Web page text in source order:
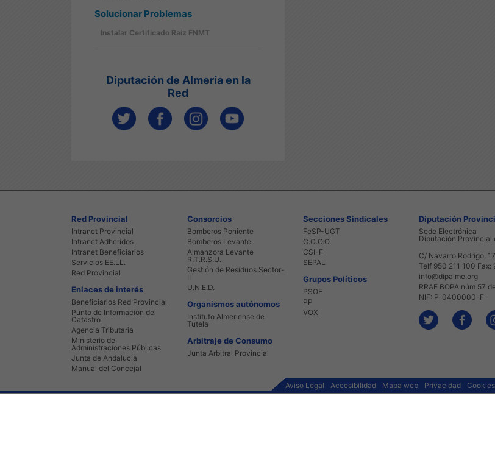
Solucionar Problemas
Instalar Certificado Raiz FNMT
Diputación de Almería en la
Red
Red Provincial
Intranet Provincial
Intranet Adheridos
Intranet Beneficiarios
Servicios EE.LL.
Red Provincial
Enlaces de interés
Beneficiarios Red Provincial
Punto de Informacion del
Catastro
Agencia Tributaria
Ministerio de
Administraciones Públicas
Junta de Andalucia
Manual del Concejal
Consorcios
Bomberos Poniente
Bomberos Levante
Almanzora Levante
R.T.R.S.U.
Gestión de Residuos Sector-
II
U.N.E.D.
Organismos autónomos
Instituto Almeriense de
Tutela
Arbitraje de Consumo
Junta Arbitral Provincial
Secciones Sindicales
FeSP-UGT
C.C.O.O.
CSI-F
SEPAL
Grupos Políticos
PSOE
PP
VOX
Diputación
Sede Electrónica
Diputación Provincial
C/ Navarro Rodrigo,
Telf 950 211 100 Fax:
info@dipalme.org
RRAE BOPA núm 57
NIF: P-0400000-F
Aviso Legal Accesibilidad Mapa web Privacidad Cookies